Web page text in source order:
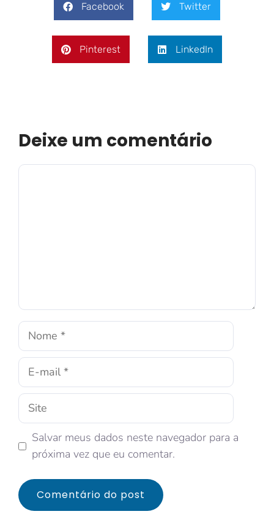
Facebook Twitter
Pinterest LinkedIn
Deixe um comentário
Salvar meus dados neste navegador para a
próxima vez que eu comentar.